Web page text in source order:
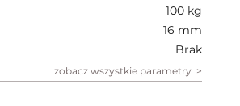
100 kg
16 mm
Brak
zobacz wszystkie parametry